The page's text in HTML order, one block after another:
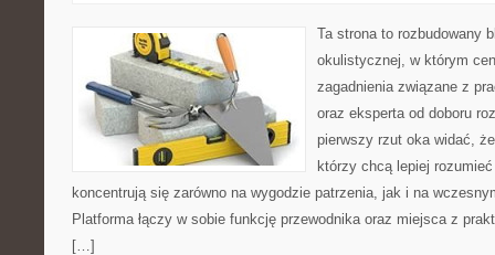
Ta strona to rozbudowany
okulistycznej, w którym
zagadnienia związane z
oraz eksperta od doboru
pierwszy rzut oka widać,
którzy chcą lepiej
koncentrują się zarówno na wygodzie patrzenia, jak i na
Platforma łączy w sobie funkcję przewodnika oraz miejsca z
[…]